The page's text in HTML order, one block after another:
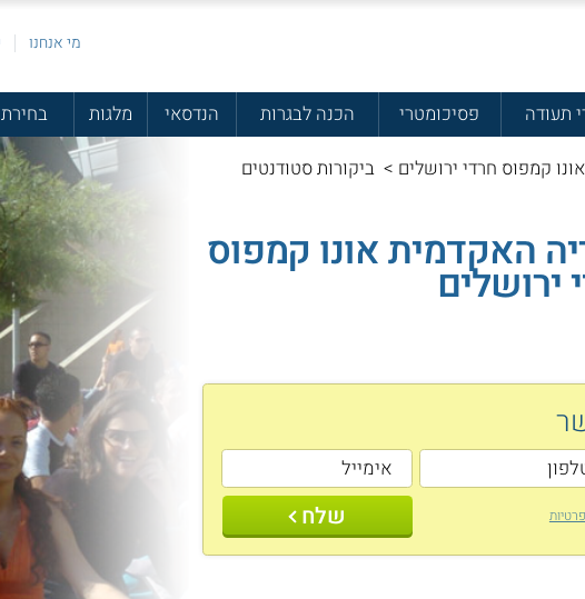
מי אנחנו
תעודה פסיכומטרי הכנה לבגרות הנדסאי מלגות
קמפוס חרדי ירושלים > ביקורות סטודנטים
האקדמית אונו קמפוס
ירושלים
שלח